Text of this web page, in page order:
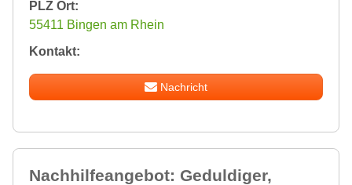
PLZ Ort:
55411 Bingen am Rhein
Kontakt:
Nachricht
Nachhilfeangebot: Geduldiger,